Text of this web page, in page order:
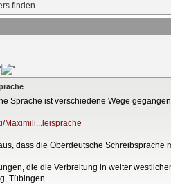
Sprache ist verschiedene Wege gegangen,
Maximili...leisprache
dass die Oberdeutsche
die die Verbreitung in weiter
Tübingen ...